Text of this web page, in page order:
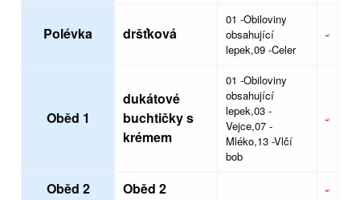
Polévka dršťková
01 -Obiloviny
obsahující
lepek,09 -Celer
Oběd 1
dukátové
buchtičky s
krémem
01 -Obiloviny
obsahující
lepek,03 -
Vejce,07 -
Mléko,13 -Vlčí
bob
Oběd 2 Oběd 2